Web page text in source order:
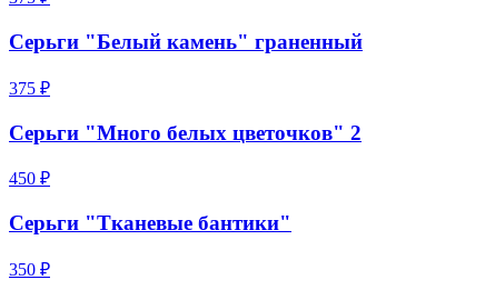
Серьги "Белый камень" граненный
375 ₽
Серьги "Много белых цветочков" 2
450 ₽
Серьги "Тканевые бантики"
350 ₽